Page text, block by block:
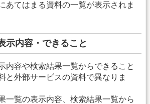
あてはまる資料の一覧が表示されま
示内容・できること
内容や検索結果一覧からできること
と外部サービスの資料で異なりま
一覧の表示内容、検索結果一覧から